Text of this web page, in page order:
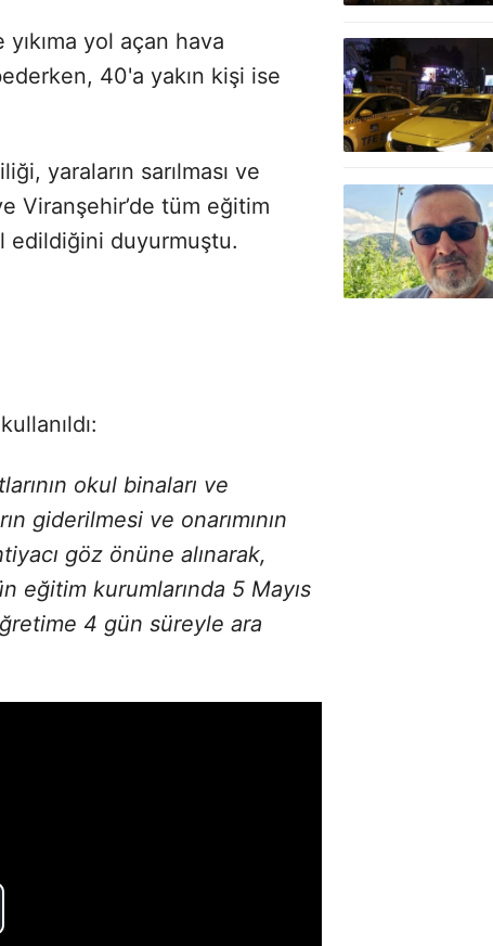
yol açan hava
40'a yakın kişi ise
yaraların sarılması ve
Viranşehir’de tüm eğitim
edildiğini duyurmuştu.
okul binaları ve
giderilmesi ve onarımının
göz önüne alınarak,
eğitim kurumlarında 5 Mayıs
4 gün süreyle ara